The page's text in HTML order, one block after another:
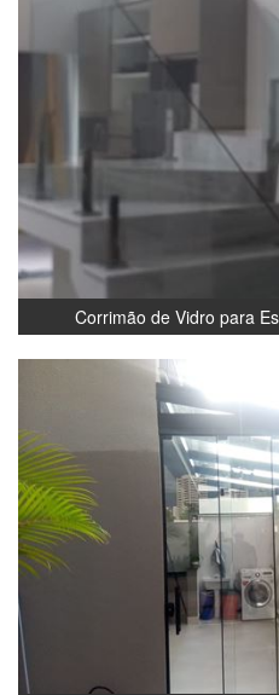
Corrimão de Vidro para